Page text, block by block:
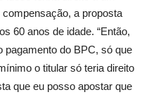
a proposta
60 anos de idade. “Então,
pagamento do BPC, só que
o titular só teria direito
que eu posso apostar que